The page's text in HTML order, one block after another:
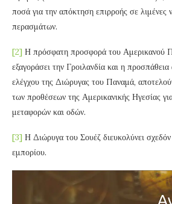
ποσά για την απόκτηση επιρροής σε λιμένες
περασμάτων.
[2] Η πρόσφατη προσφορά του Αμερικανού
εξαγοράσει την Γροιλανδία και η
ελέγχου της Διώρυγας του Παναμά,
των προθέσεων της Αμερικανικής Ηγεσίας
μεταφορών και οδών.
[3] Η Διώρυγα του Σουέζ διευκολύνει
εμπορίου.